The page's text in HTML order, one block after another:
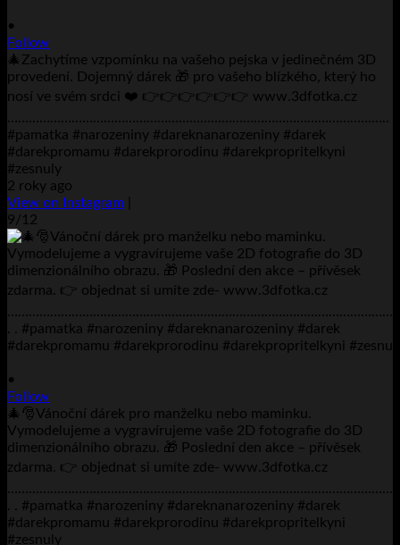
•
Follow
🎄Zachytíme vzpomínku na vašeho pejska v jedinečném 3D
provedení. Dojemný dárek 🎁 pro vašeho blízkého, který ho
nosí ve svém srdci ❤️ 👉👉👉👉👉👉 www.3dfotka.cz
……………………………………………………………………………………………..
#pamatka #narozeniny #dareknanarozeniny #darek
#darekpromamu #darekprorodinu #darekpropritelkyni
#zesnuly
2 roky ago
View on Instagram
9/12
•
Follow
🎄🎅Vánoční dárek pro manželku nebo maminku.
Vymodelujeme a vygravírujeme vaše 2D fotografie do 3D
dimenzionálního obrazu. 🎁 Poslední den akce – přívěsek
zdarma. 👉 objednat si umíte zde- www.3dfotka.cz
. . #pamatka #narozeniny #dareknanarozeniny #darek
#darekpromamu #darekprorodinu #darekpropritelkyni
#zesnuly